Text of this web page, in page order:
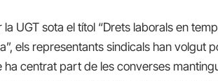
UGT sota el títol “Drets laborals en
els representants sindicals han volgut
centrat part de les converses